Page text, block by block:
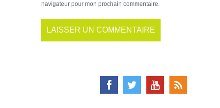
navigateur pour mon prochain commentaire.